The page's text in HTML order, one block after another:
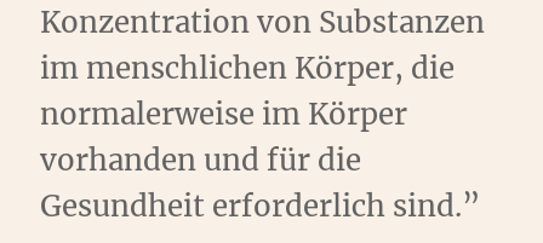
Konzentration von Substanzen
im menschlichen Körper, die
normalerweise im Körper
vorhanden und für die
Gesundheit erforderlich sind.”